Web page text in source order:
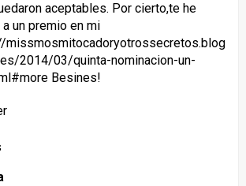
aceptables. Por cierto,te he
un premio en mi
missmosmitocadoryotrossecretos.blog
2014/03/quinta-nominacion-un-
Besines!